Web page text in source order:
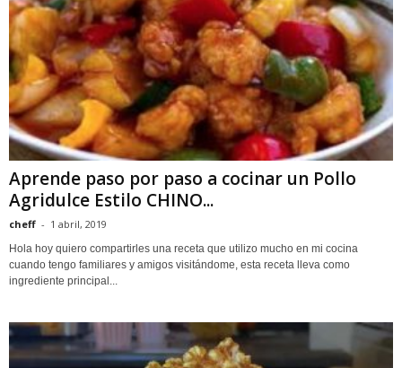
Aprende paso por paso a cocinar un Pollo
Agridulce Estilo CHINO...
cheff - 1 abril, 2019
Hola hoy quiero compartirles una receta que utilizo mucho en mi cocina
cuando tengo familiares y amigos visitándome, esta receta lleva como
ingrediente principal...